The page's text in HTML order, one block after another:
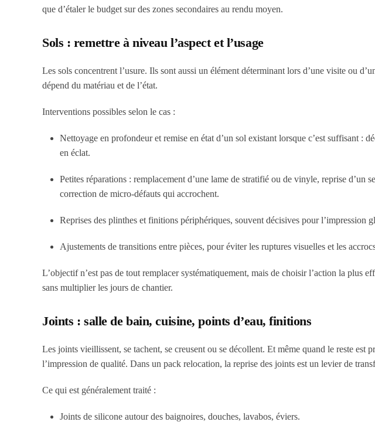
que d’étaler le budget sur des zones secondaires au rendu moyen.
Sols : remettre à niveau l’aspect et l’usage
Les sols concentrent l’usure. Ils sont aussi un élément déterminant lors d’une visite ou
dépend du matériau et de l’état.
Interventions possibles selon le cas :
Nettoyage en profondeur et remise en état d’un sol existant lorsque c’est suffisant :
en éclat.
Petites réparations : remplacement d’une lame de stratifié ou de vinyle, reprise d’un
correction de micro-défauts qui accrochent.
Reprises des plinthes et finitions périphériques, souvent décisives pour l’impression
Ajustements de transitions entre pièces, pour éviter les ruptures visuelles et les
L’objectif n’est pas de tout remplacer systématiquement, mais de choisir l’action la plus
sans multiplier les jours de chantier.
Joints : salle de bain, cuisine, points d’eau, finitions
Les joints vieillissent, se tachent, se creusent ou se décollent. Et même quand le reste est
l’impression de qualité. Dans un pack relocation, la reprise des joints est un levier de
Ce qui est généralement traité :
Joints de silicone autour des baignoires, douches, lavabos, éviers.